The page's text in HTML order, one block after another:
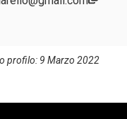
profilo: 9 Marzo 2022